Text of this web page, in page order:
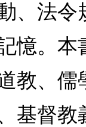
、法
憶。
教、
基督教